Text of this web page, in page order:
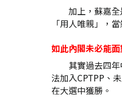
加上，蘇嘉
「用人唯親」，
如此內閣未必能
其實過去四
法加入CPTPP、
在大選中獲勝。